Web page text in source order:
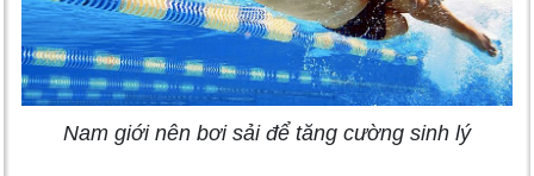
Nam giới nên bơi sải để tăng cường sinh lý